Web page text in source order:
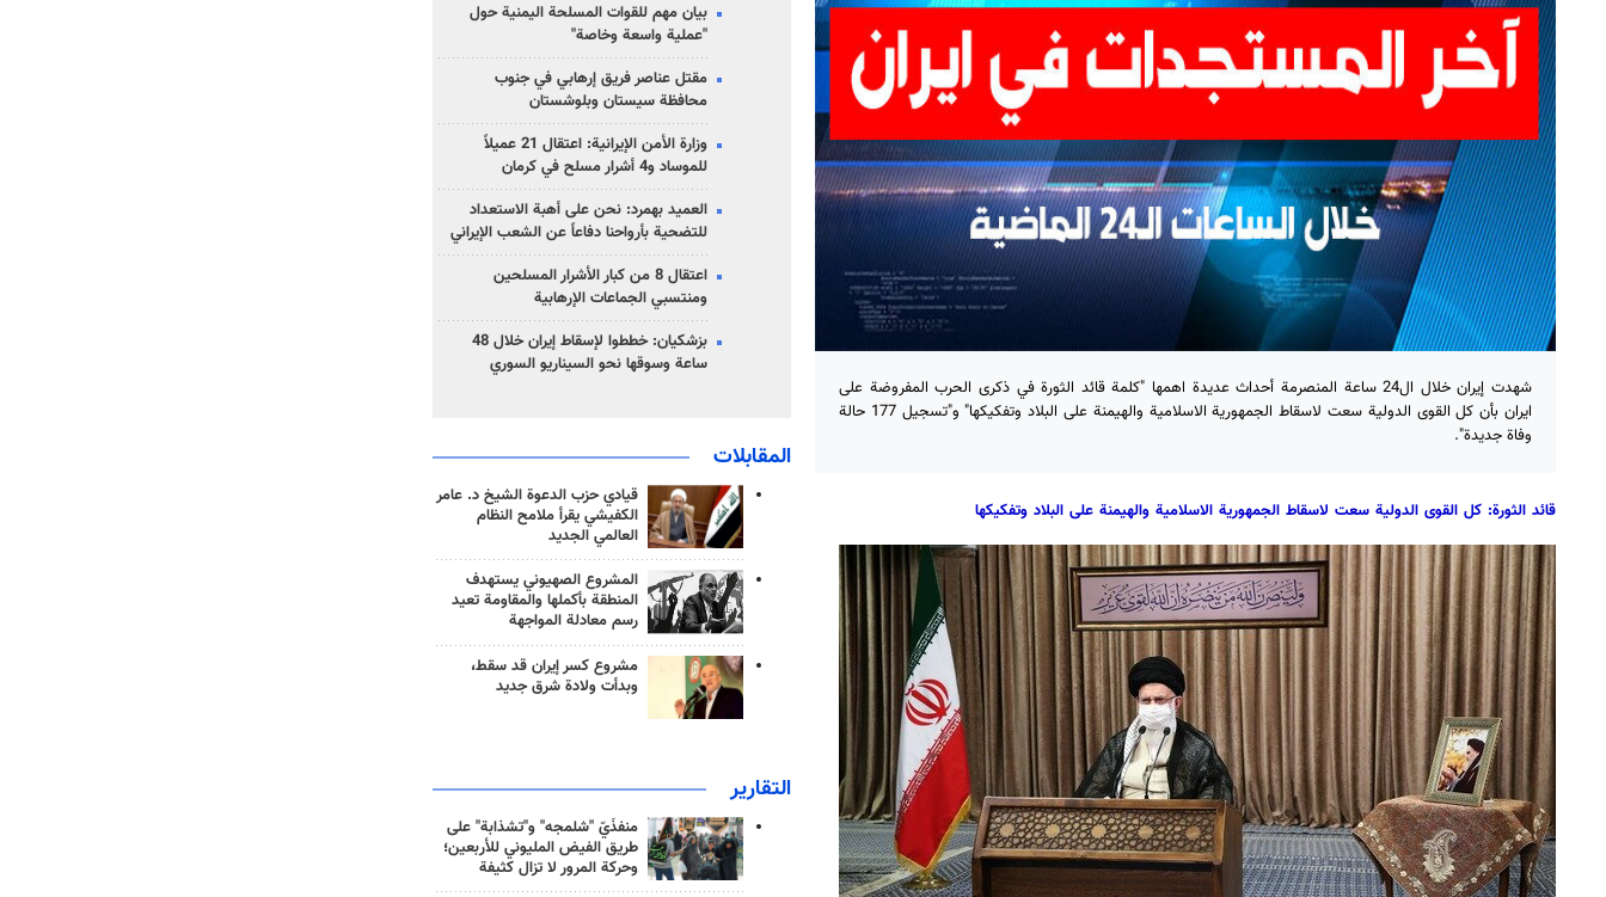
شهدت إيران خلال ال24 ساعة المنصرمة أحداث عديدة اهمها "کلمة قائد الثورة في ذکری الحرب المفروضة علی
ایران بأن كل القوى الدولية سعت لاسقاط الجمهورية الاسلامية والهيمنة على البلاد وتفكيكها" و"تسجيل 177 حالة
وفاة جديدة".
قائد الثورة: كل القوى الدولية سعت لاسقاط الجمهورية الاسلامية والهيمنة على البلاد وتفكيكها
بيان مهم للقوات المسلحة اليمنية حول
"عملية واسعة وخاصة"
مقتل عناصر فريق إرهابي في جنوب
محافظة سيستان وبلوشستان
وزارة الأمن الإيرانية: اعتقال 21 عميلاً
للموساد و4 أشرار مسلح في كرمان
العميد بهمرد: نحن على أهبة الاستعداد
للتضحية بأرواحنا دفاعاً عن الشعب الإيراني
اعتقال 8 من كبار الأشرار المسلحين
ومنتسبي الجماعات الإرهابية
بزشكيان: خططوا لإسقاط إيران خلال 48
ساعة وسوقها نحو السيناريو السوري
المقابلات
قيادي حزب الدعوة الشيخ د. عامر
الكفيشي يقرأ ملامح النظام
العالمي الجديد
المشروع الصهيوني يستهدف
المنطقة بأكملها والمقاومة تعيد
رسم معادلة المواجهة
مشروع كسر إيران قد سقط،
وبدأت ولادة شرق جديد
التقارير
منفذَيّ "شلمجه" و"تشذابة" على
طريق الفيض المليوني للأربعين؛
وحركة المرور لا تزال كثيفة